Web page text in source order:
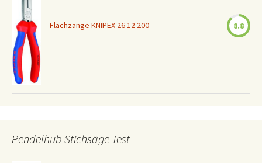
Flachzange KNIPEX 26 12 200 8.8
Pendelhub Stichsäge Test